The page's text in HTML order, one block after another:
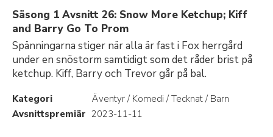
Säsong 1 Avsnitt 26: Snow More Ketchup; Kiff
and Barry Go To Prom
Spänningarna stiger när alla är fast i Fox herrgård
under en snöstorm samtidigt som det råder brist på
ketchup. Kiff, Barry och Trevor går på bal.
Kategori
Äventyr / Komedi / Tecknat / Barn
Avsnittspremiär 2023-11-11